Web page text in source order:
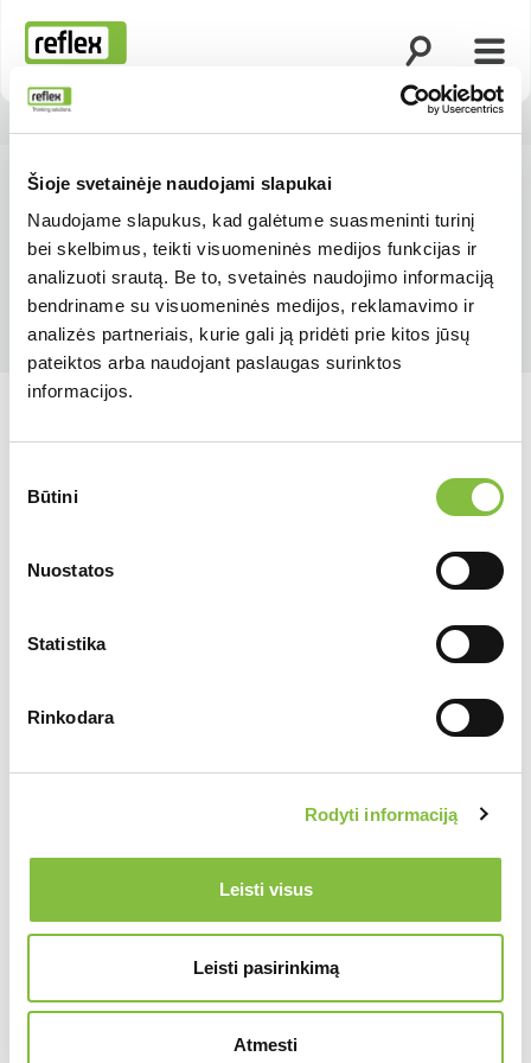
Šioje svetainėje naudojami slapukai
Naudojame slapukus, kad galėtume suasmeninti turinį
bei skelbimus, teikti visuomeninės medijos funkcijas ir
analizuoti srautą. Be to, svetainės naudojimo informaciją
bendriname su visuomeninės medijos, reklamavimo ir
analizės partneriais, kurie gali ją pridėti prie kitos jūsų
pateiktos arba naudojant paslaugas surinktos
informacijos.
pasirinkimas
Būtini
Nuostatos
Statistika
Rinkodara
Rodyti informaciją
Leisti visus
Leisti pasirinkimą
Atmesti
Pradžios tinklapis
Atidaryti